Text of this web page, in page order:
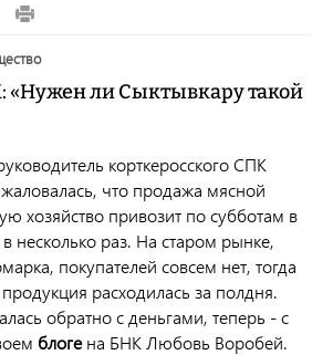
«Нужен ли Сыктывкару такой
корткеросского СПК
что продажа мясной
хозяйство привозит по субботам в
несколько раз. На старом рынке,
покупателей совсем нет, тогда
расходилась за полдня.
обратно с деньгами, теперь - с
блогена БНК Любовь Воробей.